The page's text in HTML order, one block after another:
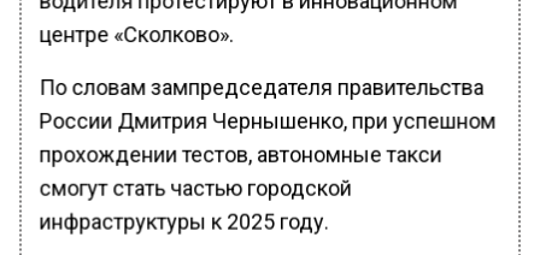
центре «Сколково».
По словам зампредседателя правительства
России Дмитрия Чернышенко, при успешном
прохождении тестов, автономные такси
смогут стать частью городской
инфраструктуры к 2025 году.